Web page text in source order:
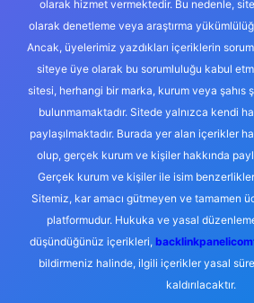
olarak hizmet vermektedir. Bu nedenle,
olarak denetleme veya araştırma
Ancak, üyelerimiz yazdıkları içeriklerin
siteye üye olarak bu sorumluluğu kabul
sitesi, herhangi bir marka, kurum veya şahıs
bulunmamaktadır. Sitede yalnızca kendi
paylaşılmaktadır. Burada yer alan içerikler
olup, gerçek kurum ve kişiler hakkında
Gerçek kurum ve kişiler ile isim
Sitemiz, kar amacı gütmeyen ve tamamen
platformudur. Hukuka ve yasal
düşündüğünüz içerikleri,
bildirmeniz halinde, ilgili içerikler yasal
kaldırılacaktır.